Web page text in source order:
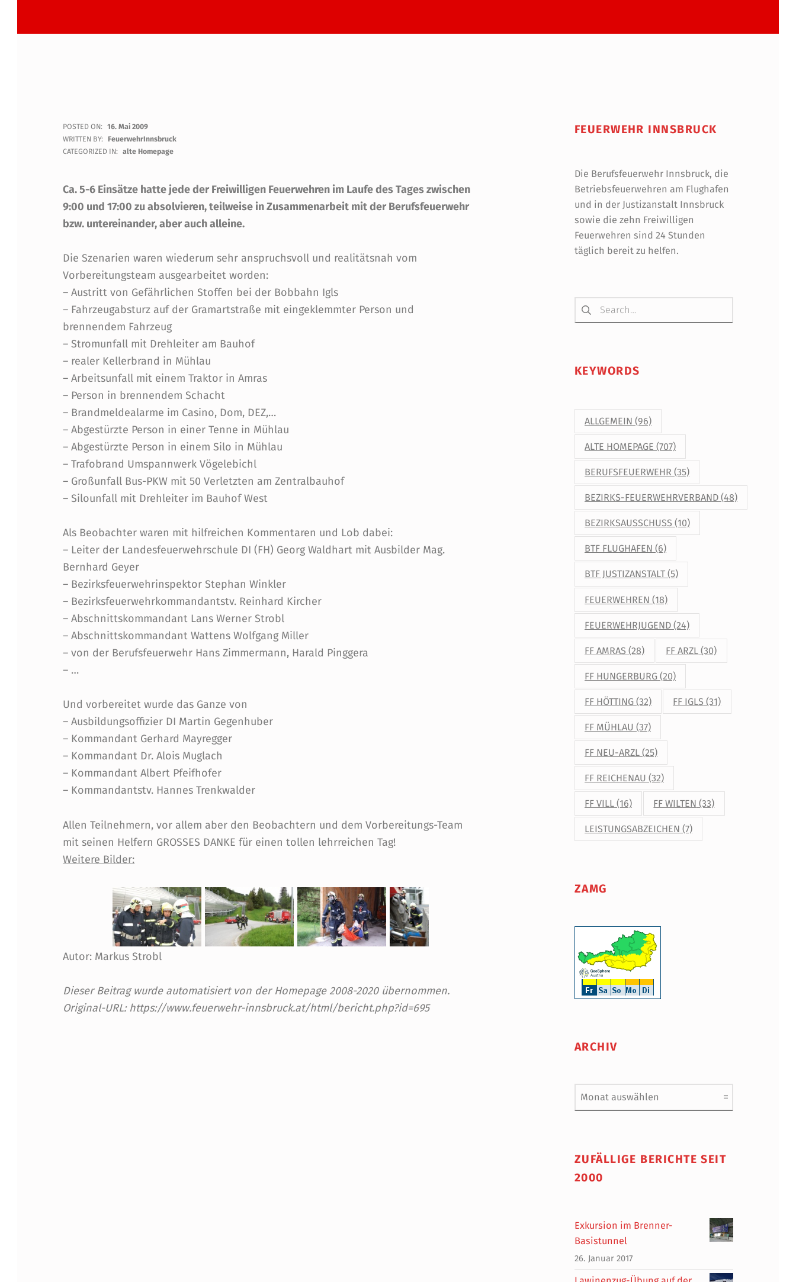
5
0
E
I
S
Ä
T
Z
E
A
N
E
I
N
E
M
T
A
G
–
E
Z
I
R
K
S
N
G
E
POSTED ON: 16. Mai 2009
WRITTEN BY: FeuerwehrInnsbruck
CATEGORIZED IN: alte Homepage
Ca. 5-6 Einsätze hatte jede der Freiwilligen Feuerwehren im Laufe des Tages zwischen
9:00 und 17:00 zu absolvieren, teilweise in Zusammenarbeit mit der Berufsfeuerwehr
bzw. untereinander, aber auch alleine.
Die Szenarien waren wiederum sehr anspruchsvoll und realitätsnah vom
Vorbereitungsteam ausgearbeitet worden:
– Austritt von Gefährlichen Stoffen bei der Bobbahn Igls
– Fahrzeugabsturz auf der Gramartstraße mit eingeklemmter Person und
brennendem Fahrzeug
– Stromunfall mit Drehleiter am Bauhof
– realer Kellerbrand in Mühlau
– Arbeitsunfall mit einem Traktor in Amras
– Person in brennendem Schacht
– Brandmeldealarme im Casino, Dom, DEZ,…
– Abgestürzte Person in einer Tenne in Mühlau
– Abgestürzte Person in einem Silo in Mühlau
– Trafobrand Umspannwerk Vögelebichl
– Großunfall Bus-PKW mit 50 Verletzten am Zentralbauhof
– Silounfall mit Drehleiter im Bauhof West
Als Beobachter waren mit hilfreichen Kommentaren und Lob dabei:
– Leiter der Landesfeuerwehrschule DI (FH) Georg Waldhart mit Ausbilder Mag.
Bernhard Geyer
– Bezirksfeuerwehrinspektor Stephan Winkler
– Bezirksfeuerwehrkommandantstv. Reinhard Kircher
– Abschnittskommandant Lans Werner Strobl
– Abschnittskommandant Wattens Wolfgang Miller
– von der Berufsfeuerwehr Hans Zimmermann, Harald Pinggera
– …
Und vorbereitet wurde das Ganze von
– Ausbildungsoffizier DI Martin Gegenhuber
– Kommandant Gerhard Mayregger
– Kommandant Dr. Alois Muglach
– Kommandant Albert Pfeifhofer
– Kommandantstv. Hannes Trenkwalder
Allen Teilnehmern, vor allem aber den Beobachtern und dem Vorbereitungs-Team
mit seinen Helfern GROSSES DANKE für einen tollen lehrreichen Tag!
Weitere Bilder:
Autor: Markus Strobl
Dieser Beitrag wurde automatisiert von der Homepage 2008-2020 übernommen.
Original-URL: https://www.feuerwehr-innsbruck.at/html/bericht.php?id=695
FEUERWEHR INNSBRUCK
Die Berufsfeuerwehr Innsbruck, die
Betriebsfeuerwehren am Flughafen
und in der Justizanstalt Innsbruck
sowie die zehn Freiwilligen
Feuerwehren sind 24 Stunden
täglich bereit zu helfen.
Suchen nach:
KEYWORDS
ALLGEMEIN (96)
ALTE HOMEPAGE (707)
BERUFSFEUERWEHR (35)
BEZIRKS-FEUERWEHRVERBAND (48)
BEZIRKSAUSSCHUSS (10)
BTF FLUGHAFEN (6)
BTF JUSTIZANSTALT (5)
FEUERWEHREN (18)
FEUERWEHRJUGEND (24)
FF AMRAS (28) FF ARZL (30)
FF HUNGERBURG (20)
FF HÖTTING (32) FF IGLS (31)
FF MÜHLAU (37)
FF NEU-ARZL (25)
FF REICHENAU (32)
FF VILL (16) FF WILTEN (33)
LEISTUNGSABZEICHEN (7)
ZAMG
ARCHIV
Archiv
ZUFÄLLIGE BERICHTE SEIT
2000
Exkursion im Brenner-
Basistunnel
26. Januar 2017